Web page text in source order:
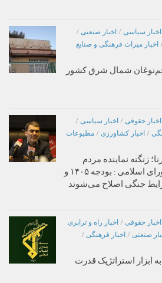
اخبار سیاسی / اخبار صنعتی /
/ اخبار میراث فرهنگی و صنایع
تخم‌نوغان شمال شرق کشور
اخبار حقوقی / اخبار سیاسی /
/ اخبار کشاورزی / مطبوعات
زنگنه نماینده مردم
تربت حیدریه در مجلس شورای اسلامی : بودجه ۱۴۰۵ و
جنگی اصلاح می‌شوند
اخبار حقوقی / اخبار راه و ترابری
صنعتی / اخبار فرهنگی /
ابزار استراتژیک قدرت